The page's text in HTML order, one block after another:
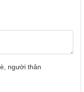
người thân